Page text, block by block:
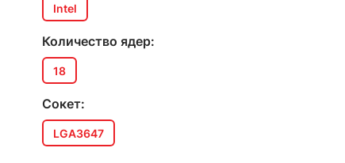
Intel
Количество ядер:
18
Сокет:
LGA3647